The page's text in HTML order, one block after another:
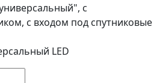
с
с входом под спутниковые
LED